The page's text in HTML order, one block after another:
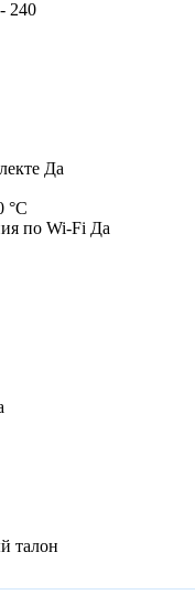
240
Да
°С
по Wi-Fi Да
талон